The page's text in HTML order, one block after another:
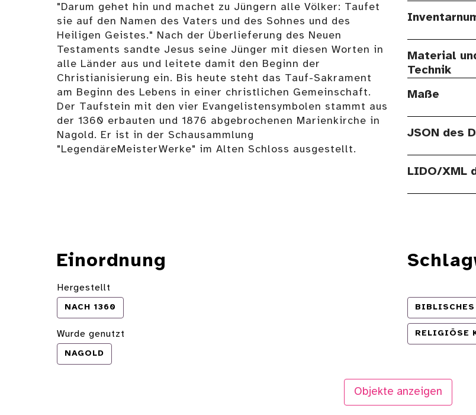
"Darum gehet hin und machet zu Jüngern alle Völker: Taufet
sie auf den Namen des Vaters und des Sohnes und des
Heiligen Geistes." Nach der Überlieferung des Neuen
Testaments sandte Jesus seine Jünger mit diesen Worten in
alle Länder aus und leitete damit den Beginn der
Christianisierung ein. Bis heute steht das Tauf-Sakrament
am Beginn des Lebens in einer christlichen Gemeinschaft.
Der Taufstein mit den vier Evangelistensymbolen stammt aus
der 1360 erbauten und 1876 abgebrochenen Marienkirche in
Nagold. Er ist in der Schausammlung
"LegendäreMeisterWerke" im Alten Schloss ausgestellt.
Material
Technik
Maße
JSON des
LIDO/XML
Einordnung
Hergestellt
NACH 1360
Wurde genutzt
NAGOLD
RELIGIÖSE
Objekte anzeigen